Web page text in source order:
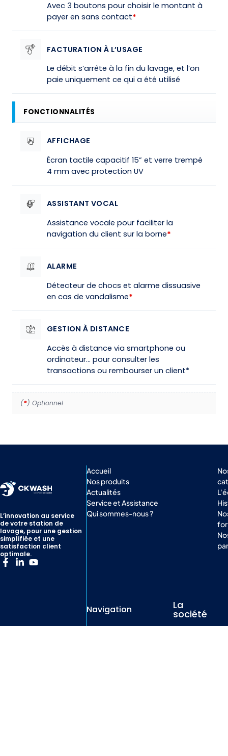
Avec 3 boutons pour choisir le montant à
payer en sans contact*
FACTURATION À L’USAGE
Le débit s’arrête à la fin du lavage, et l’on
paie uniquement ce qui a été utilisé
FONCTIONNALITÉS
AFFICHAGE
Écran tactile capacitif 15” et verre trempé
4 mm avec protection UV
ASSISTANT VOCAL
Assistance vocale pour faciliter la
navigation du client sur la borne*
ALARME
Détecteur de chocs et alarme dissuasive
en cas de vandalisme*
GESTION À DISTANCE
Accès à distance via smartphone ou
ordinateur… pour consulter les
transactions ou rembourser un client*
(*) Optionnel
L’innovation au service
de votre station de
lavage, pour une gestion
simplifiée et une
satisfaction client
optimale.
Navigation
Accueil
Nos produits
Actualités
Service et Assistance
Qui sommes-nous ?
La
société